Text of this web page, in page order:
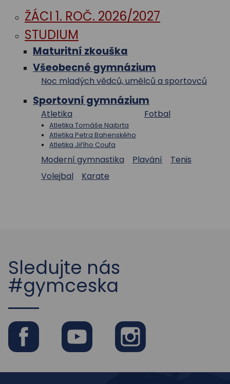
ŽÁCI 1. ROČ. 2026/2027
STUDIUM
Maturitní zkouška
Všeobecné gymnázium
Noc mladých vědců, umělců a sportovců
Sportovní gymnázium
Atletika
Atletika Tomáše Najbrta
Atletika Petra Bahenského
Atletika Jiřího Coufa
Fotbal
Moderní gymnastika Plavání
Tenis
Volejbal
Karate
Sledujte nás
#gymceska